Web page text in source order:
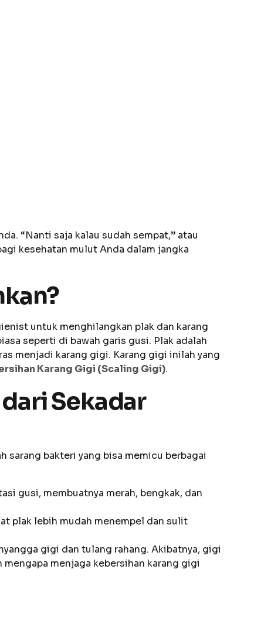
“Nanti saja kalau sudah sempat,” atau
kesehatan mulut Anda dalam jangka
untuk menghilangkan plak dan karang
seperti di bawah garis gusi. Plak adalah
menjadi karang gigi. Karang gigi inilah yang
Karang Gigi (Scaling Gigi).
Sekadar
sarang bakteri yang bisa memicu berbagai
gusi, membuatnya merah, bengkak, dan
plak lebih mudah menempel dan sulit
gigi dan tulang rahang. Akibatnya, gigi
mengapa menjaga kebersihan karang gigi